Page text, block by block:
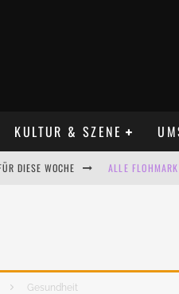
KULTUR & SZENE
DIESE WOCHE ALLE
Gesundheit